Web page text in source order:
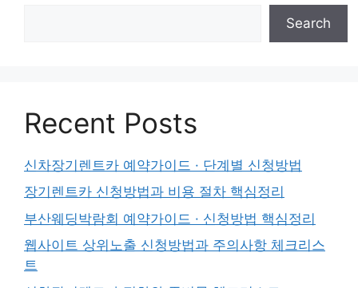
Search
Recent Posts
신차장기렌트카 예약가이드 · 단계별 신청방법
장기렌트카 신청방법과 비용 절차 핵심정리
부산웨딩박람회 예약가이드 · 신청방법 핵심정리
웹사이트 상위노출 신청방법과 주의사항 체크리스
트